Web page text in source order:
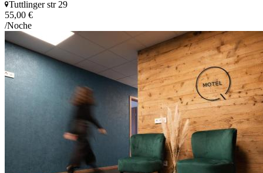
Tuttlinger str 29
55,00 €
/Noche